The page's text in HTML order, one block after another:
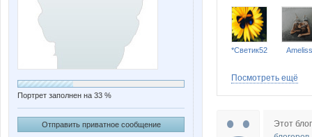
Портрет заполнен на 33 %
Отправить приватное сообщение
*Светик52 Ameliss
Посмотреть ещё
Этот